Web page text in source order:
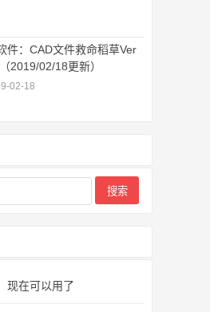
件：CAD文件救命稻草Ver
2019/02/18更新）
02-18
现在可以用了